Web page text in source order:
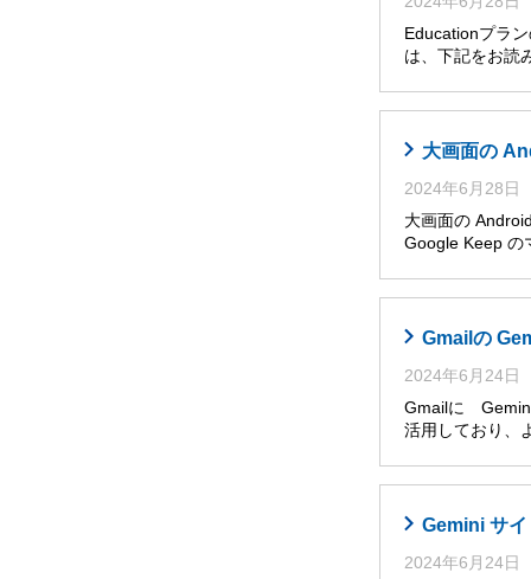
Educationプラ
は、下記をお
大画面の
2024年6月28日
大画面の
Google Keep の
Gmailの
2024年6月24日
Gmailに Gemini
活用しており、
Gemini サ
2024年6月24日